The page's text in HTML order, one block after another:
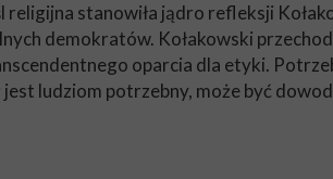
religijna stanowiła jądro refleksji
demokratów. Kołakowski
oparcia dla etyki.
ludziom potrzebny, może być